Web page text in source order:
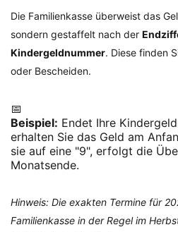
Die Familienkasse überweist das
sondern gestaffelt nach der
Kindergeldnummer. Diese finden
oder Bescheiden.
📅
Beispiel: Endet Ihre
erhalten Sie das Geld am
sie auf eine "9", erfolgt die
Monatsende.
Hinweis: Die exakten Termine für
Familienkasse in der Regel im